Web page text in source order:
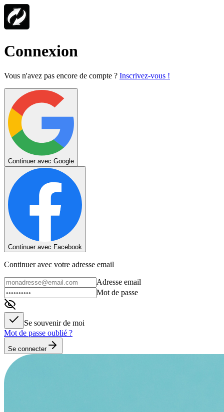
Connexion
Vous n'avez pas encore de compte ? Inscrivez-vous !
Continuer avec Google
Continuer avec Facebook
Continuer avec votre adresse email
Adresse email
Mot de passe
Se souvenir de moi
Mot de passe oublié ?
Se connecter